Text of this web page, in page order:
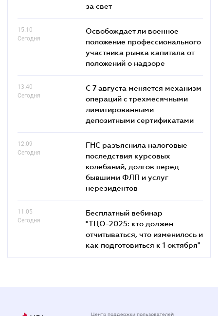
за свет
15.10
Сегодня
Освобождает ли военное
положение профессионального
участника рынка капитала от
положений о надзоре
13.40
Сегодня
С 7 августа меняется механизм
операций с трехмесячными
лимитированными
депозитными сертификатами
12.09
Сегодня
ГНС разъяснила налоговые
последствия курсовых
колебаний, долгов перед
бывшими ФЛП и услуг
нерезидентов
11.05
Сегодня
Бесплатный вебинар
"ТЦО-2025: кто должен
отчитываться, что изменилось и
как подготовиться к 1 октября"
Центр поддержки пользователей